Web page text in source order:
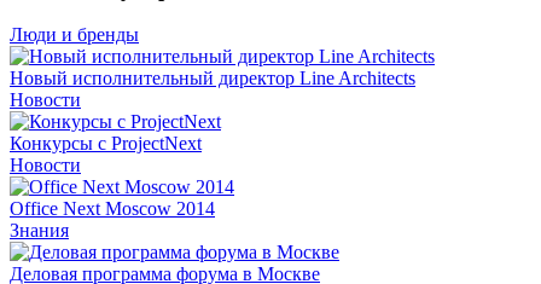
Люди и бренды
Новый исполнительный директор Line Architects
Новости
Конкурсы с ProjectNext
Новости
Office Next Moscow 2014
Знания
Деловая программа форума в Москве